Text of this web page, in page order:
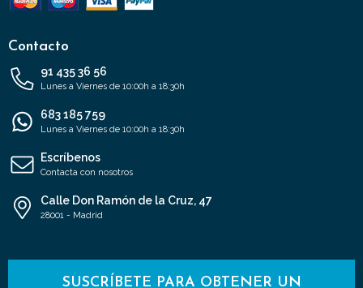
Contacto
91 435 36 56
Lunes a Viernes de 10:00h a 18:30h
683 185 759
Lunes a Viernes de 10:00h a 18:30h
Escríbenos
Contacta con nosotros
Calle Don Ramón de la Cruz, 47
28001 - Madrid
SUSCRÍBETE PARA OBTENER UN